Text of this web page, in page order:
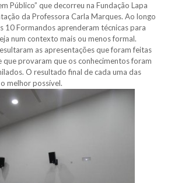
Público” que decorreu na Fundação Lapa
da Professora Carla Marques. Ao longo
10 Formandos aprenderam técnicas para
num contexto mais ou menos formal.
as apresentações que foram feitas
que provaram que os conhecimentos foram
O resultado final de cada uma das
melhor possível.